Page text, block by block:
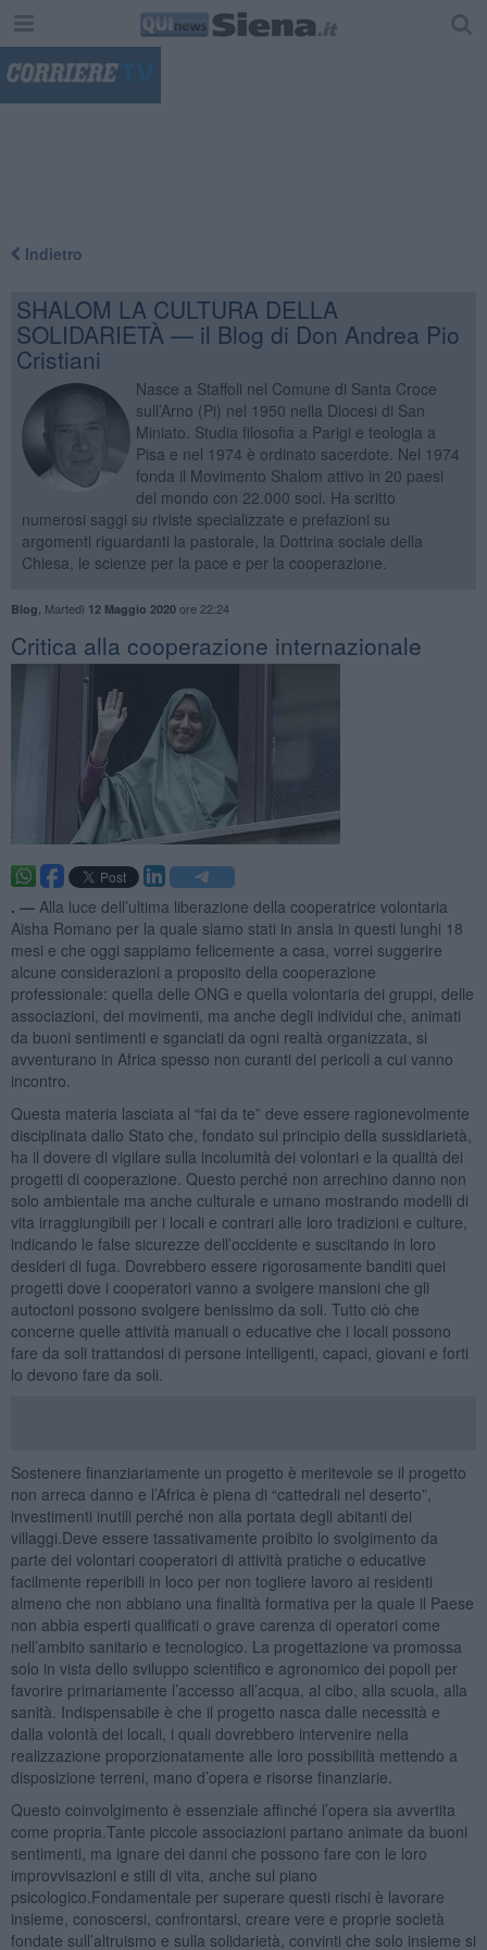
Indietro
SHALOM LA CULTURA DELLA
SOLIDARIETÀ — il Blog di Don Andrea Pio
Cristiani
Nasce a Staffoli nel Comune di Santa Croce
sull’Arno (Pi) nel 1950 nella Diocesi di San
Miniato. Studia filosofia a Parigi e teologia a
Pisa e nel 1974 è ordinato sacerdote. Nel 1974
fonda il Movimento Shalom attivo in 20 paesi
del mondo con 22.000 soci. Ha scritto
numerosi saggi su riviste specializzate e prefazioni su
argomenti riguardanti la pastorale, la Dottrina sociale della
Chiesa, le scienze per la pace e per la cooperazione.
Blog Martedì 12 Maggio 2020ore 22:24
Critica alla cooperazione internazionale
. — Alla luce dell’ultima liberazione della cooperatrice volontaria
Aisha Romano per la quale siamo stati in ansia in questi lunghi 18
mesi e che oggi sappiamo felicemente a casa, vorrei suggerire
alcune considerazioni a proposito della cooperazione
professionale: quella delle ONG e quella volontaria dei gruppi, delle
associazioni, dei movimenti, ma anche degli individui che, animati
da buoni sentimenti e sganciati da ogni realtà organizzata, si
avventurano in Africa spesso non curanti dei pericoli a cui vanno
incontro.
Questa materia lasciata al “fai da te” deve essere ragionevolmente
disciplinata dallo Stato che, fondato sul principio della sussidiarietà,
ha il dovere di vigilare sulla incolumità dei volontari e la qualità dei
progetti di cooperazione. Questo perché non arrechino danno non
solo ambientale ma anche culturale e umano mostrando modelli di
vita irraggiungibili per i locali e contrari alle loro tradizioni e culture,
indicando le false sicurezze dell’occidente e suscitando in loro
desideri di fuga. Dovrebbero essere rigorosamente banditi quei
progetti dove i cooperatori vanno a svolgere mansioni che gli
autoctoni possono svolgere benissimo da soli. Tutto ciò che
concerne quelle attività manuali o educative che i locali possono
fare da soli trattandosi di persone intelligenti, capaci, giovani e forti
lo devono fare da soli.
Sostenere finanziariamente un progetto è meritevole se il progetto
non arreca danno e l’Africa è piena di “cattedrali nel deserto”,
investimenti inutili perché non alla portata degli abitanti dei
villaggi.Deve essere tassativamente proibito lo svolgimento da
parte dei volontari cooperatori di attività pratiche o educative
facilmente reperibili in loco per non togliere lavoro ai residenti
almeno che non abbiano una finalità formativa per la quale il Paese
non abbia esperti qualificati o grave carenza di operatori come
nell’ambito sanitario e tecnologico. La progettazione va promossa
solo in vista dello sviluppo scientifico e agronomico dei popoli per
favorire primariamente l’accesso all’acqua, al cibo, alla scuola, alla
sanità. Indispensabile è che il progetto nasca dalle necessità e
dalla volontà dei locali, i quali dovrebbero intervenire nella
realizzazione proporzionatamente alle loro possibilità mettendo a
disposizione terreni, mano d’opera e risorse finanziarie.
Questo coinvolgimento è essenziale affinché l’opera sia avvertita
come propria.Tante piccole associazioni partano animate da buoni
sentimenti, ma ignare dei danni che possono fare con le loro
improvvisazioni e stili di vita, anche sul piano
psicologico.Fondamentale per superare questi rischi è lavorare
insieme, conoscersi, confrontarsi, creare vere e proprie società
fondate sull’altruismo e sulla solidarietà, convinti che solo insieme si